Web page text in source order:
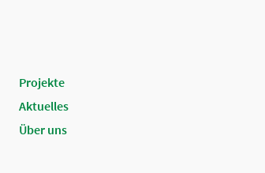
Projekte
Aktuelles
Über uns